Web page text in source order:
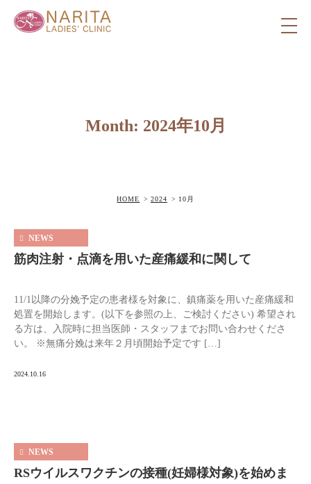
Month: 2024年10月
HOME 2024 10月
NEWS
筋肉注射・点滴を用いた産痛緩和に関して
11/1以降の分娩予定の患者様を対象に、鎮痛薬を用いた産痛緩和
処置を開始します。(以下を参照の上、ご検討ください) 希望され
る方は、入院時に担当医師・スタッフまでお問い合わせくださ
い。 ※無痛分娩は来年２月頃開始予定です […]
2024.10.16
NEWS
RSウイルスワクチンの接種(妊婦様対象)を始めま